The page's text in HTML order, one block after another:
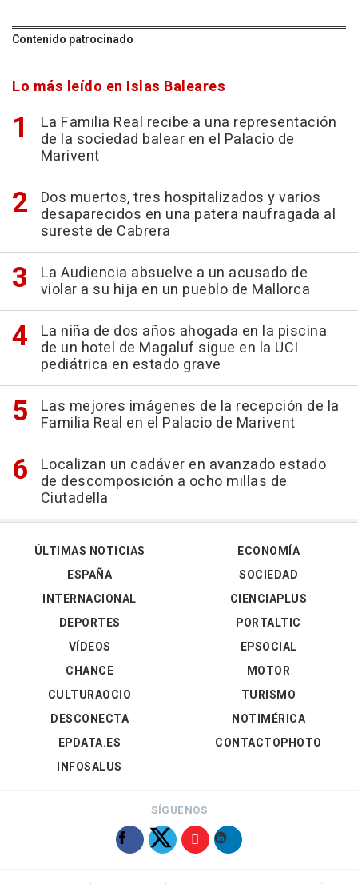
Contenido patrocinado
Lo más leído en Islas Baleares
La Familia Real recibe a una representación
de la sociedad balear en el Palacio de
Marivent
Dos muertos, tres hospitalizados y varios
desaparecidos en una patera naufragada al
sureste de Cabrera
La Audiencia absuelve a un acusado de
violar a su hija en un pueblo de Mallorca
La niña de dos años ahogada en la piscina
de un hotel de Magaluf sigue en la UCI
pediátrica en estado grave
Las mejores imágenes de la recepción de la
Familia Real en el Palacio de Marivent
Localizan un cadáver en avanzado estado
de descomposición a ocho millas de
Ciutadella
ÚLTIMAS NOTICIAS
ESPAÑA
INTERNACIONAL
DEPORTES
VÍDEOS
ECONOMÍA
SOCIEDAD
CIENCIAPLUS
PORTALTIC
EPSOCIAL
CHANCE
CULTURAOCIO
DESCONECTA
EPDATA.ES
INFOSALUS
MOTOR
TURISMO
NOTIMÉRICA
CONTACTOPHOTO
SÍGUENOS